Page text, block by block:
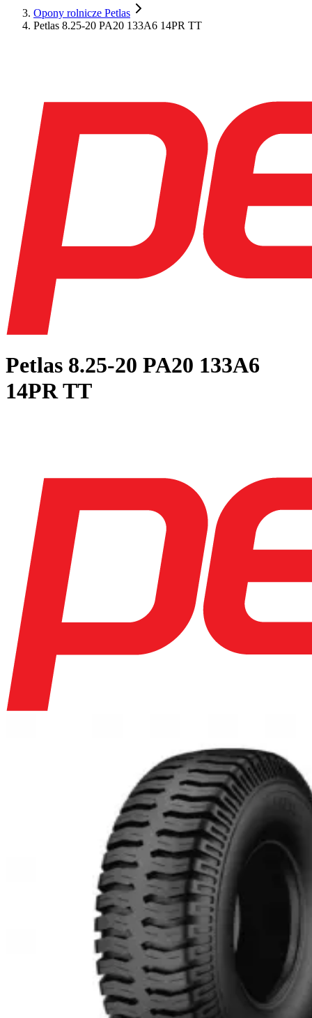
Opony rolnicze Petlas
Petlas 8.25-20 PA20 133A6 14PR TT
Petlas 8.25-20 PA20 133A6
14PR TT